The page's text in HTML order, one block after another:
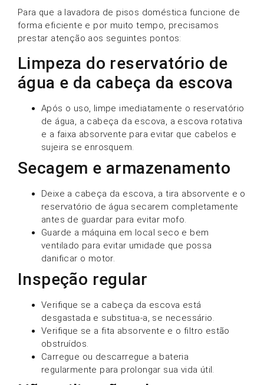
Para que a lavadora de pisos doméstica funcione de
forma eficiente e por muito tempo, precisamos
prestar atenção aos seguintes pontos:
Limpeza do reservatório de
água e da cabeça da escova
Após o uso, limpe imediatamente o reservatório
de água, a cabeça da escova, a escova rotativa
e a faixa absorvente para evitar que cabelos e
sujeira se enrosquem.
Secagem e armazenamento
Deixe a cabeça da escova, a tira absorvente e o
reservatório de água secarem completamente
antes de guardar para evitar mofo.
Guarde a máquina em local seco e bem
ventilado para evitar umidade que possa
danificar o motor.
Inspeção regular
Verifique se a cabeça da escova está
desgastada e substitua-a, se necessário.
Verifique se a fita absorvente e o filtro estão
obstruídos.
Carregue ou descarregue a bateria
regularmente para prolongar sua vida útil.